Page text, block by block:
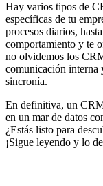
Hay varios tipos de
específicas de tu
procesos diarios,
comportamiento y te
no olvidemos los
comunicación interna
sincronía.
En definitiva, un
en un mar de datos
¿Estás listo para
¡Sigue leyendo y lo